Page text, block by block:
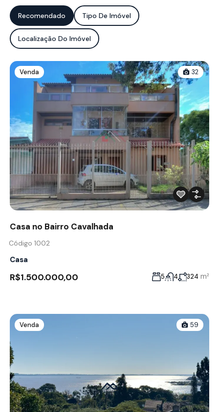
Recomendado Tipo De Imóvel
Localização Do Imóvel
Venda 32
Casa no Bairro Cavalhada
Código 1002
Casa
R$1.500.000,00 5 4 324 m²
Venda 59